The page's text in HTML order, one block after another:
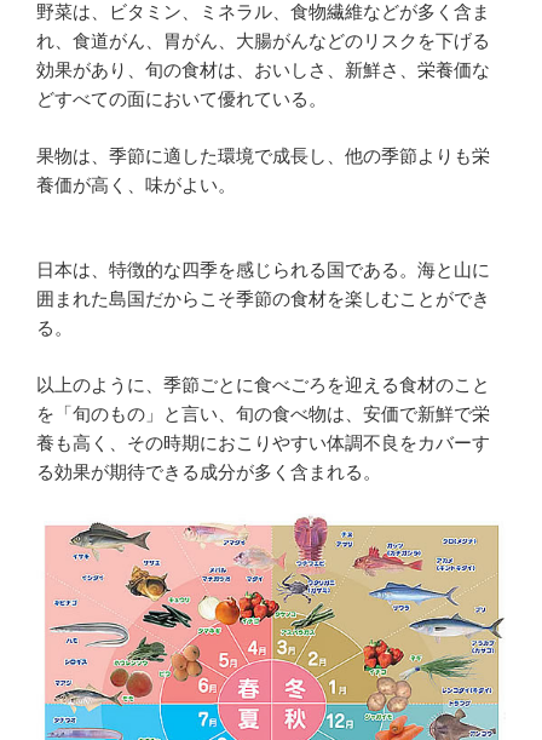
k
野菜は、ビタミン、ミネラル、食物繊維などが多く含ま
れ、食道がん、胃がん、大腸がんなどのリスクを下げる
効果があり、旬の食材は、おいしさ、新鮮さ、栄養価な
どすべての面において優れている。
果物は、季節に適した環境で成長し、他の季節よりも栄
養価が高く、味がよい。
日本は、特徴的な四季を感じられる国である。海と山に
囲まれた島国だからこそ季節の食材を楽しむことができ
る。
以上のように、季節ごとに食べごろを迎える食材のこと
を「旬のもの」と言い、旬の食べ物は、安価で新鮮で栄
養も高く、その時期におこりやすい体調不良をカバーす
る効果が期待できる成分が多く含まれる。